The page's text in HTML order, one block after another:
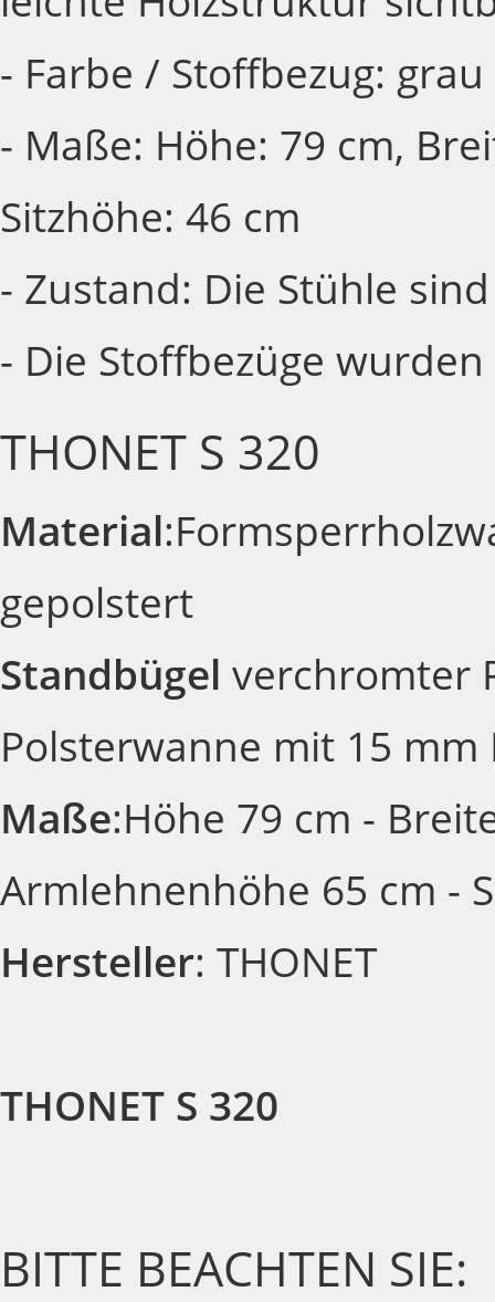
- Farbe / Stoffbezug: grau
- Maße: Höhe: 79 cm,
Sitzhöhe: 46 cm
- Zustand: Die Stühle
- Die Stoffbezüge
THONET S 320
Material
gepolstert
Standbügel verchromter
Polsterwanne mit 15
Maße:Höhe 79 cm -
Armlehnenhöhe 65 cm -
Hersteller: THONET
THONET S 320
BITTE BEACHTEN SIE: